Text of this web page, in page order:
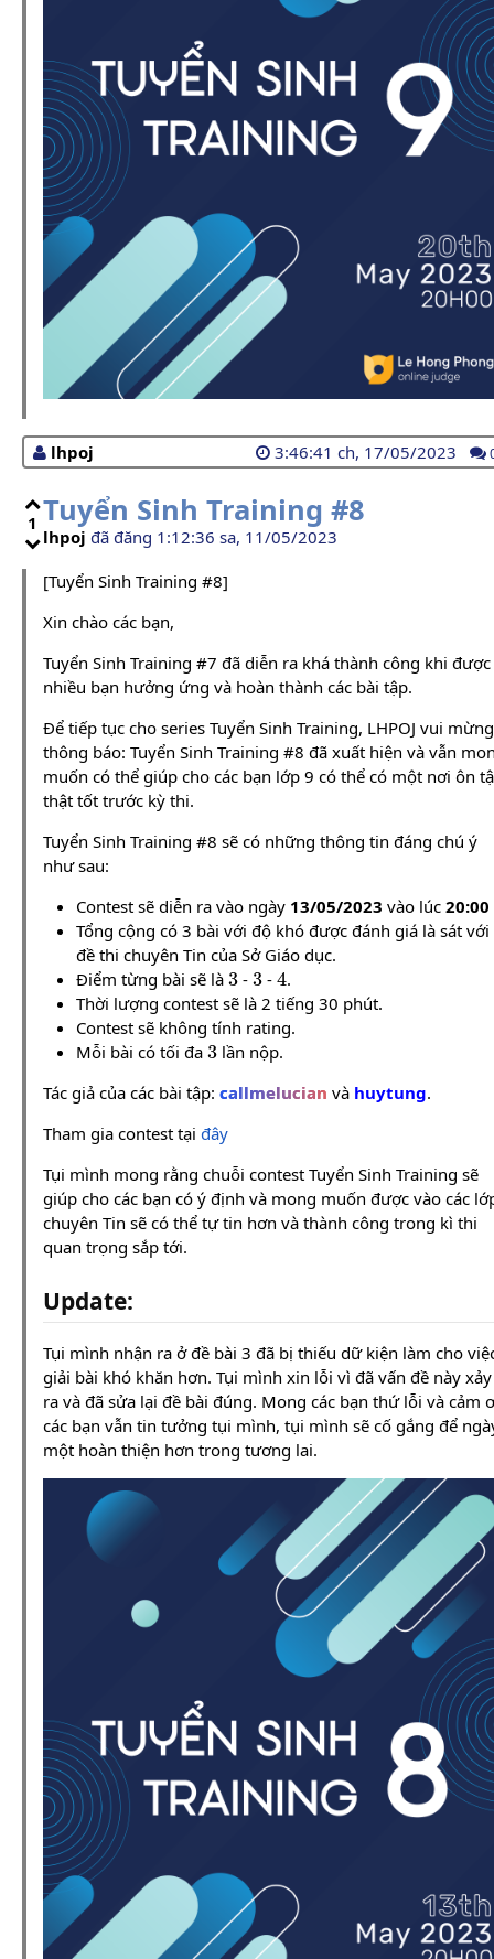
lhpoj 3:46:41 ch, 17/05/2023
1 Tuyển Sinh Training #8
lhpoj đã đăng 1:12:36 sa, 11/05/2023
[Tuyển Sinh Training #8]
Xin chào các bạn,
Tuyển Sinh Training #7 đã diễn ra khá thành công khi được
nhiều bạn hưởng ứng và hoàn thành các bài tập.
Để tiếp tục cho series Tuyển Sinh Training, LHPOJ vui mừng
thông báo: Tuyển Sinh Training #8 đã xuất hiện và vẫn
muốn có thể giúp cho các bạn lớp 9 có thể có một nơi ôn
thật tốt trước kỳ thi.
Tuyển Sinh Training #8 sẽ có những thông tin đáng chú ý
như sau:
Contest sẽ diễn ra vào ngày 13/05/2023 vào lúc 20:00
Tổng cộng có 3 bài với độ khó được đánh giá là sát với
đề thi chuyên Tin của Sở Giáo dục.
Điểm từng bài sẽ là
3
-
3
-
4
.
Thời lượng contest sẽ là 2 tiếng 30 phút.
Contest sẽ không tính rating.
Mỗi bài có tối đa
3
lần nộp.
Tác giả của các bài tập: callmelucian và huytung.
Tham gia contest tại đây
Tụi mình mong rằng chuỗi contest Tuyển Sinh Training sẽ
giúp cho các bạn có ý định và mong muốn được vào các
chuyên Tin sẽ có thể tự tin hơn và thành công trong kì thi
quan trọng sắp tới.
Update:
Tụi mình nhận ra ở đề bài 3 đã bị thiếu dữ kiện làm cho
giải bài khó khăn hơn. Tụi mình xin lỗi vì đã vấn đề này xảy
ra và đã sửa lại đề bài đúng. Mong các bạn thứ lỗi và cảm
các bạn vẫn tin tưởng tụi mình, tụi mình sẽ cố gắng để
một hoàn thiện hơn trong tương lai.